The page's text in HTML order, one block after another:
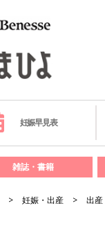
妊娠早見表
雑誌・書籍
妊娠・出産 出産